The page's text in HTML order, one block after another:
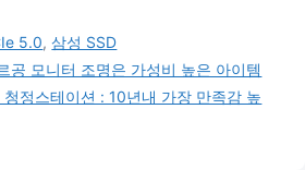
5.0,삼성 SSD
공 모니터 조명은 가성비 높은 아이템
정스테이션 : 10년내 가장 만족감 높